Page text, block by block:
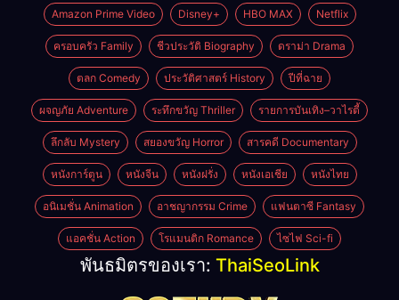
Amazon Prime Video Disney+ HBO MAX Netflix
ครอบครัว Family ชีวประวัติ Biography ดราม่า Drama
ตลก Comedy ประวัติศาสตร์ History ปีที่ฉาย
ผจญภัย Adventure ระทึกขวัญ Thriller รายการบันเทิง–วาไรตี้
ลึกลับ Mystery สยองขวัญ Horror สารคดี Documentary
หนังการ์ตูน หนังจีน หนังฝรั่ง หนังเอเชีย หนังไทย
อนิเมชั่น Animation อาชญากรรม Crime แฟนตาซี Fantasy
แอคชั่น Action โรแมนติก Romance ไซไฟ Sci-fi
พันธมิตรของเรา: ThaiSeoLink